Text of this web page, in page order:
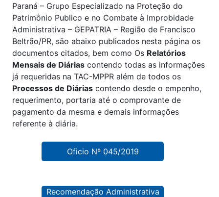
Paraná – Grupo Especializado na Proteção do
Patrimônio Publico e no Combate à Improbidade
Administrativa – GEPATRIA – Região de Francisco
Beltrão/PR, são abaixo publicados nesta página os
documentos citados, bem como Os Relatórios
Mensais de Diárias contendo todas as informações
já requeridas na TAC-MPPR além de todos os
Processos de Diárias contendo desde o empenho,
requerimento, portaria até o comprovante de
pagamento da mesma e demais informações
referente à diária.
Oficio Nº 045/2019
Recomendação Administrativa